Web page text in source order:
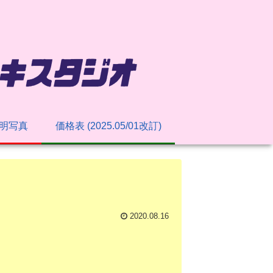
写真 価格表 (2025.05/01改訂)
2020.08.16